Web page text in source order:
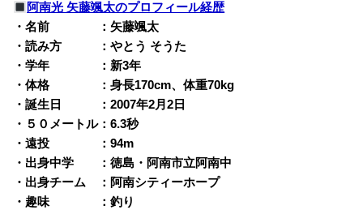
阿南光 矢藤颯太のプロフィール経歴
・名前 ：矢藤颯太
・読み方 ：やとう そうた
・学年 ：新3年
・体格 ：身長170cm、体重70kg
・誕生日 ：2007年2月2日
・５０メートル：6.3秒
・遠投 ：94m
・出身中学 ：徳島・阿南市立阿南中
・出身チーム ：阿南シティーホープ
・趣味 ：釣り